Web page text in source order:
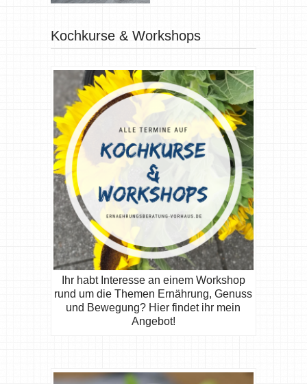
Kochkurse & Workshops
Ihr habt Interesse an einem Workshop
rund um die Themen Ernährung, Genuss
und Bewegung? Hier findet ihr mein
Angebot!